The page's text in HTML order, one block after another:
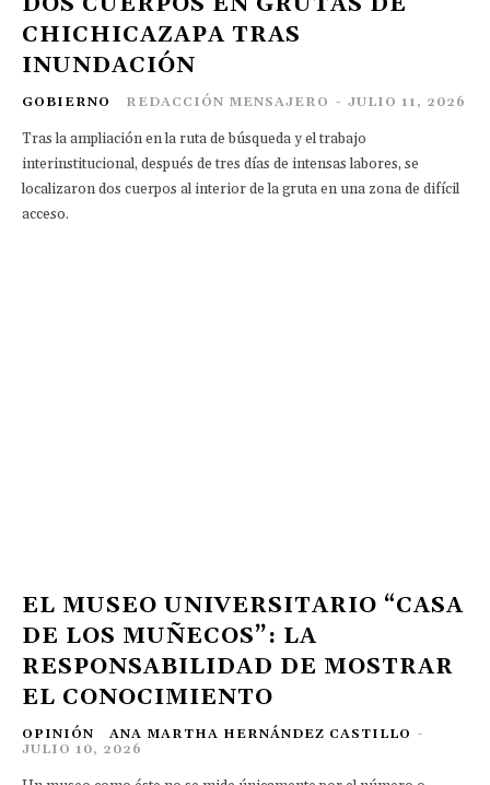
CHICHICAZAPA TRAS
INUNDACIÓN
GOBIERNO REDACCIÓN MENSAJERO - JULIO 11, 2026
Tras la ampliación en la ruta de búsqueda y el trabajo
interinstitucional, después de tres días de intensas labores, se
localizaron dos cuerpos al interior de la gruta en una zona de difícil
acceso.
EL MUSEO UNIVERSITARIO “CASA
DE LOS MUÑECOS”: LA
RESPONSABILIDAD DE MOSTRAR
EL CONOCIMIENTO
OPINIÓN ANA MARTHA HERNÁNDEZ CASTILLO -
JULIO 10, 2026